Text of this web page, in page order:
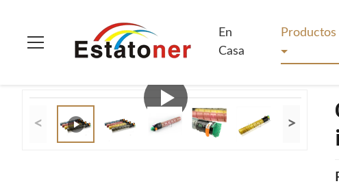
En
Casa
Productos
Productos >
< >